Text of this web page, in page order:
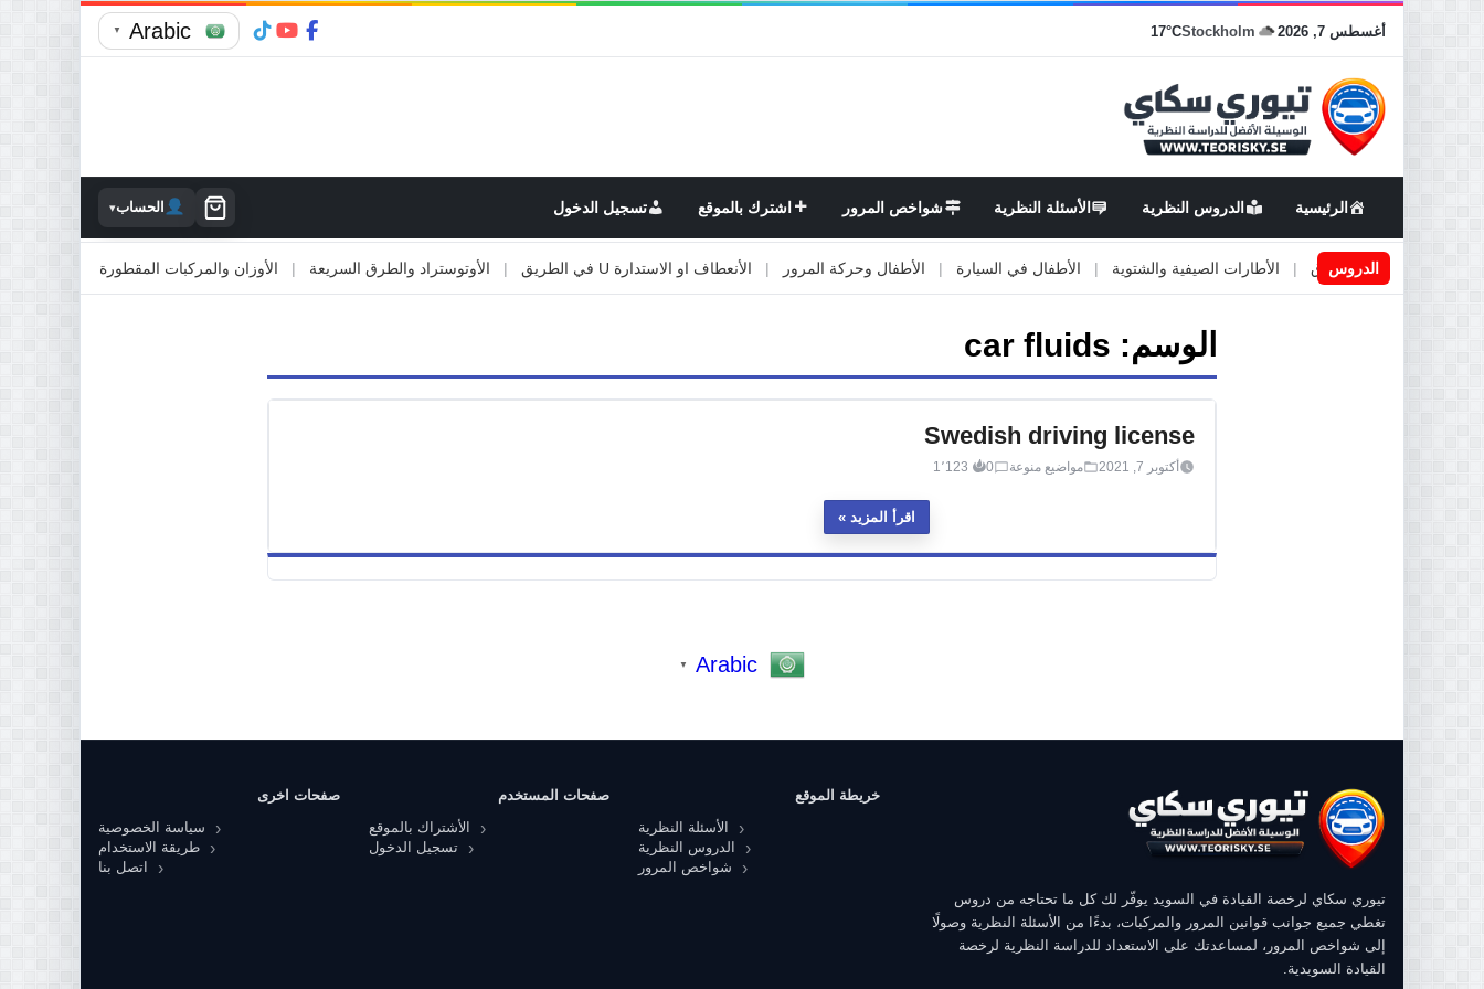
أغسطس 7, 2026 Stockholm
17°C
Arabic
▼
الرئيسية الدروس النظرية الأسئلة النظرية شواخص المرور اشترك بالموقع تسجيل الدخول الحساب▾
الدروس
اعمال او صيانة الطرق الأطارات الصيفية والشتوية | الأطفال في السيارة | الأطفال وحركة المرور | الأنعطاف او الاستدارة U في الطريق | الأوتوستراد والطرق السريعة | الأوزان والمركبات المقطورة |
الوسم: car fluids
Swedish driving license
أكتوبر 7, 2021 مواضيع منوعة 0 1٬123
اقرأ المزيد
Arabic
▼
تيوري سكاي لرخصة القيادة في السويد يوفّر لك كل ما تحتاجه من دروس
تغطي جميع جوانب قوانين المرور والمركبات، بدءًا من الأسئلة النظرية وصولًا
إلى شواخص المرور، لمساعدتك على الاستعداد للدراسة النظرية لرخصة
القيادة السويدية.
خريطة الموقع
الأسئلة النظرية
الدروس النظرية
شواخص المرور
صفحات المستخدم
الأشتراك بالموقع
تسجيل الدخول
صفحات اخرى
سياسة الخصوصية
طريقة الاستخدام
اتصل بنا